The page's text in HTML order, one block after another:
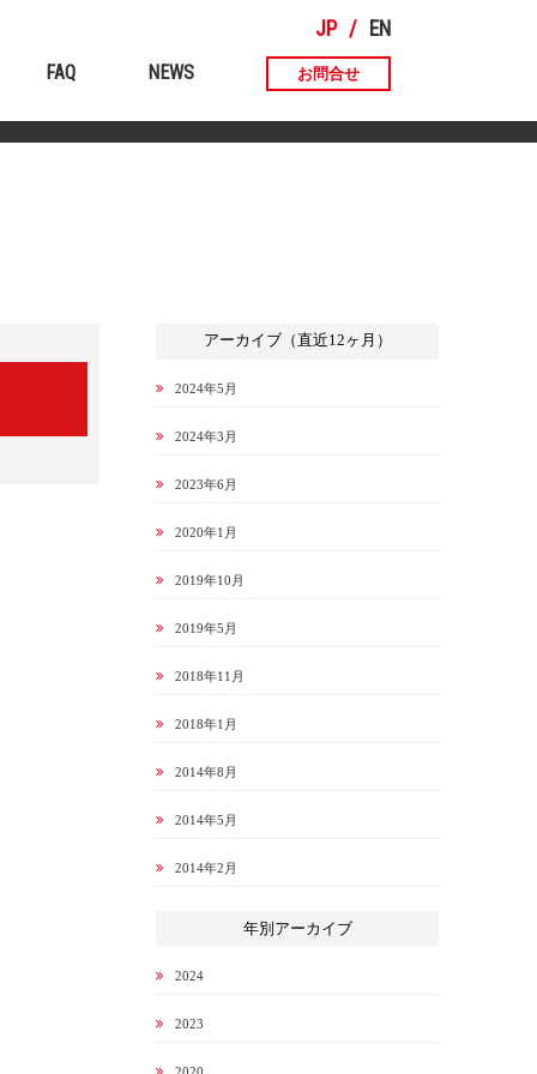
EN
JP
FAQ NEWS お問合せ
アーカイブ（直近12ヶ月）
2024年5月
2024年3月
2023年6月
2020年1月
2019年10月
2019年5月
2018年11月
2018年1月
2014年8月
2014年5月
2014年2月
年別アーカイブ
2024
2023